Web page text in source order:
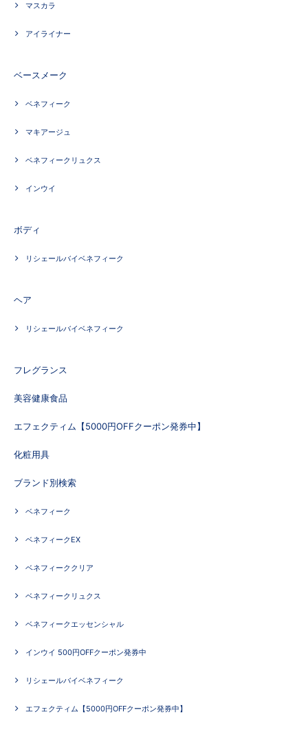
マスカラ
アイライナー
ベースメーク
ベネフィーク
マキアージュ
ベネフィークリュクス
インウイ
ボディ
リシェールバイベネフィーク
ヘア
リシェールバイベネフィーク
フレグランス
美容健康食品
エフェクティム【5000円OFFクーポン発券中】
化粧用具
ブランド別検索
ベネフィーク
ベネフィークEX
ベネフィーククリア
ベネフィークリュクス
ベネフィークエッセンシャル
インウイ 500円OFFクーポン発券中
リシェールバイベネフィーク
エフェクティム【5000円OFFクーポン発券中】